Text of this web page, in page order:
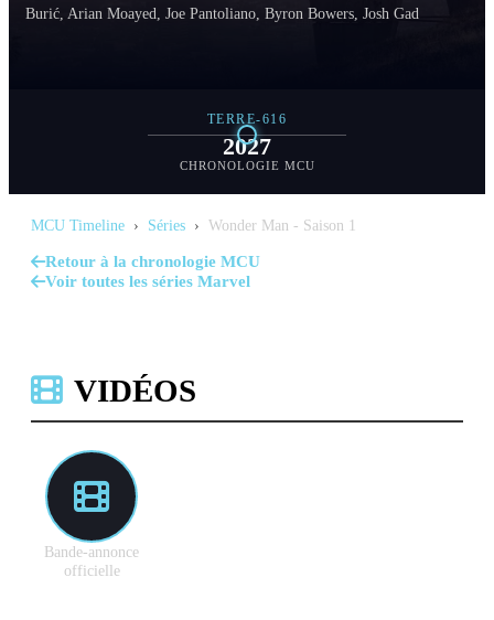
Burić, Arian Moayed, Joe Pantoliano, Byron Bowers, Josh Gad
TERRE-616
2027
CHRONOLOGIE MCU
MCU Timeline › Séries › Wonder Man - Saison 1
Retour à la chronologie MCU
Voir toutes les séries Marvel
VIDÉOS
Bande-annonce
officielle